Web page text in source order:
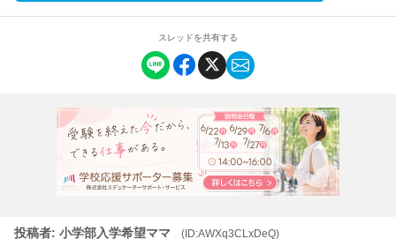
スレッドを共有する
投稿者: 小学部入学希望ママ
(ID:AWXq3CLxDeQ)